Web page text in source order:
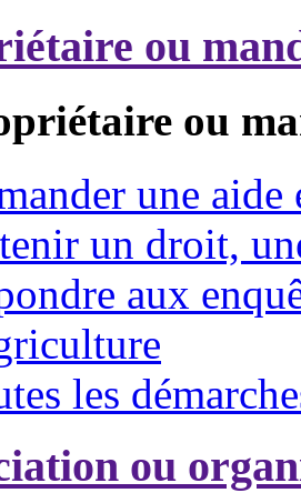
ou
ou
une aide
un droit,
aux
les
ou